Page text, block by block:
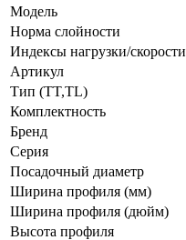
Модель
Норма слойности
Индексы нагрузки/скорости
Артикул
Тип (TT,TL)
Комплектность
Бренд
Серия
Посадочный диаметр
Ширина профиля (мм)
Ширина профиля (дюйм)
Высота профиля